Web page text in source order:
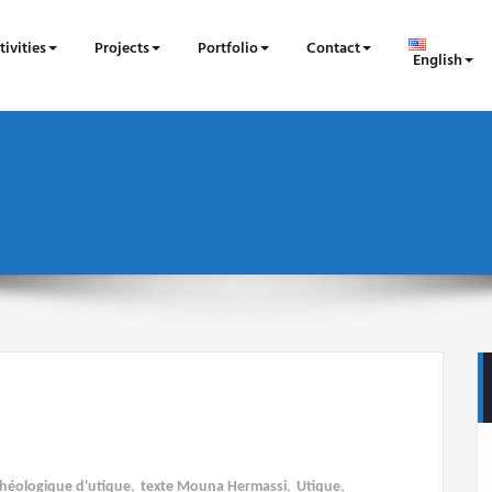
Projects Portfolio Contact English
d'utique, texte Mouna Hermassi, Utique,